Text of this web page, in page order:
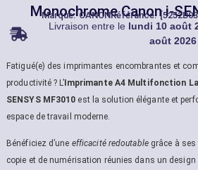
Monochrome Canon i-
Marque:CANONRéférance:
Livraison entre le lundi 10 août
août 2026
Fatigué(e) des imprimantes encombrantes et
productivité ? L’Imprimante A4 Multifonction
SENSYS MF3010 est la solution élégante et
espace de travail moderne.
Bénéficiez d’une efficacité redoutablegrâce à ses
copie et de numérisation réunies dans un